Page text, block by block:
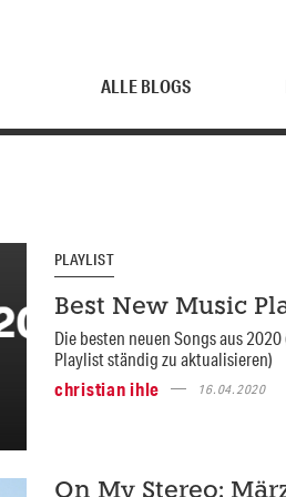
ALLE BLOGS
PLAYLIST
Best New Music
Die besten neuen Songs aus
Playlist ständig zu aktualisieren)
christian ihle
16.04.2020